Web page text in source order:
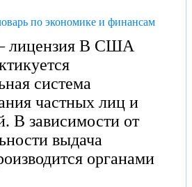
по экономике и финансам
лицензия В США
система
частных лиц и
В зависимости от
выдача
органами